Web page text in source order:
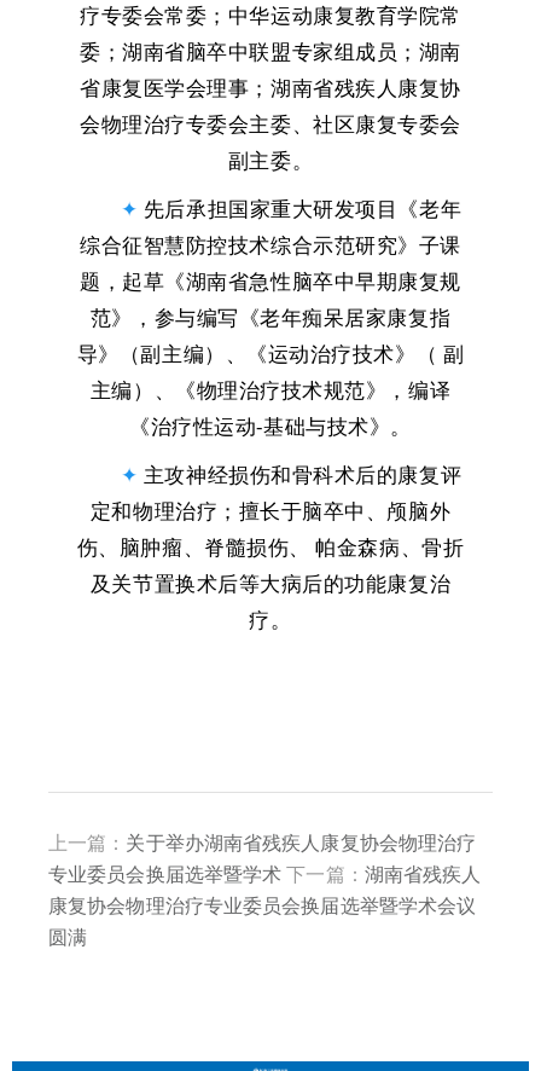
疗专委会常委；中华运动康复教育学院常
委；湖南省脑卒中联盟专家组成员；湖南
省康复医学会理事；湖南省残疾人康复协
会物理治疗专委会主委、社区康复专委会
副主委。
✦ 先后承担国家重大研发项目《老年
综合征智慧防控技术综合示范研究》子课
题，起草《湖南省急性脑卒中早期康复规
范》，参与编写《老年痴呆居家康复指
导》（副主编）、《运动治疗技术》（ 副
主编）、《物理治疗技术规范》，编译
《治疗性运动-基础与技术》。
✦ 主攻神经损伤和骨科术后的康复评
定和物理治疗；擅长于脑卒中、颅脑外
伤、脑肿瘤、脊髓损伤、 帕金森病、骨折
及关节置换术后等大病后的功能康复治
疗。
上一篇： 关于举办湖南省残疾人康复协会物理治疗
专业委员会换届选举暨学术 下一篇： 湖南省残疾人
康复协会物理治疗专业委员会换届选举暨学术会议
圆满